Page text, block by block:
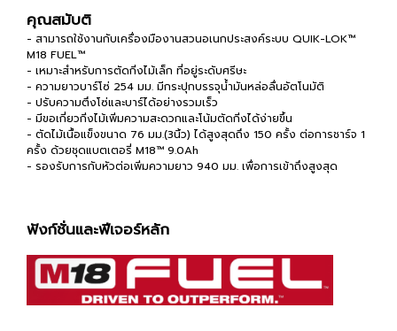
คุณสมับติ
- สามารถใช้งานกับเครื่องมืองานสวนอเนกประสงค์ระบบ QUIK-LOK™
M18 FUEL™
- เหมาะสำหรับการตัดกิ่งไม้เล็ก ที่อยู่ระดับศรีษะ
- ความยาวบาร์โซ่ 254 มม. มีกระปุกบรรจุน้ำมันหล่อลื่นอัตโนมัติ
- ปรับความตึงโซ่และบาร์ได้อย่างรวมเร็ว
- มีขอเกี่ยวกิ่งไม้เพิ่มความสะดวกและโน้มตัดกิ่งได้ง่ายขึ้น
- ตัดไม้เนื้อแข็งขนาด 76 มม.(3นิ้ว) ได้สูงสุดถึง 150 ครั้ง ต่อการชาร์จ 1
ครั้ง ด้วยชุดแบตเตอรี่ M18™ 9.0Ah
- รองรับการกับหัวต่อเพิ่มความยาว 940 มม. เพื่อการเข้าถึงสูงสุด
ฟังก์ชั่นและฟีเจอร์หลัก